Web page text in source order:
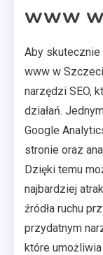
www w
Aby
www w
narzędzi SEO,
działań.
Google
stronie oraz
Dzięki temu
najbardziej
źródła ruchu
przydatnym
które